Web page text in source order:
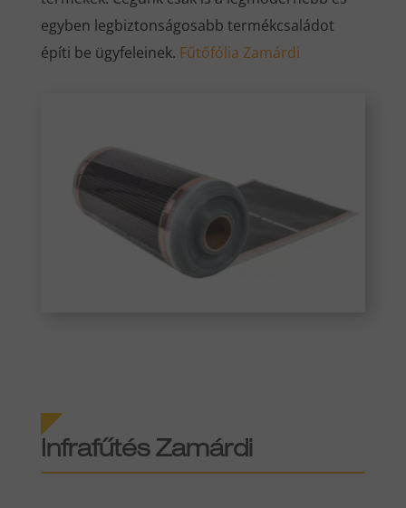
egyben legbiztonságosabb termékcsaládot
építi be ügyfeleinek. Fűtőfólia Zamárdi
Infrafűtés Zamárdi